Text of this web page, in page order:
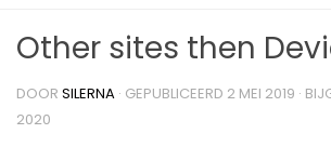
Other sites then
DOOR SILERNA · GEPUBLICEERD 2 MEI 2019 ·
2020